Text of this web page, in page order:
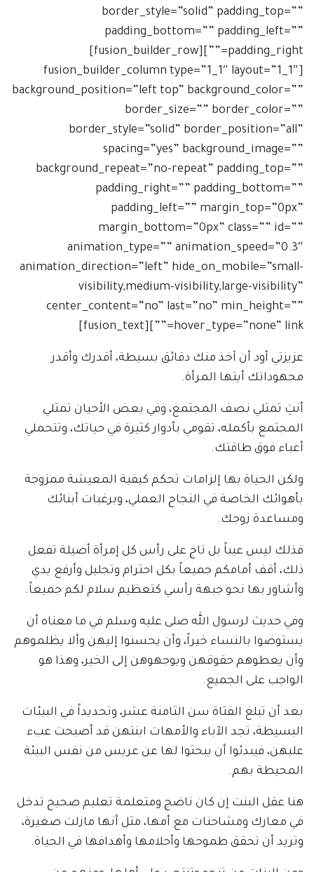
border_style=”solid” padding_top=””
padding_bottom=”” padding_left=””
[fusion_builder_column type=”1_1″ layout=”1_1″
background_position=”left top” background_color=””
border_size=”” border_color=””
border_style=”solid” border_position=”all”
spacing=”yes” background_image=””
background_repeat=”no-repeat” padding_top=””
padding_right=”” padding_bottom=””
padding_left=”” margin_top=”0px”
margin_bottom=”0px” class=”” id=””
animation_type=”” animation_speed=”0.3″
animation_direction=”left” hide_on_mobile=”small-
visibility,medium-visibility,large-visibility”
center_content=”no” last=”no” min_height=””
hover_type=”none” link=””][fusion_text]
عزيزتي أود أن آخذ منك دقائق بسيطة، أقدرك وأقدر
مجهوداتك أيتها المرأة.
أنتِ تمثلي نصف المجتمع، وفي بعض الأحيان تمثلي
المجتمع بأكمله، تقومي بأدوار كثيرة في حياتك، وتتحملي
أعباء فوق طاقتك.
ولكن الحياة بها إلزامات تحكم كيفية المعيشة ممزوجة
بأهوائك الخاصة في النجاح العملي، وبرغبات أبنائك
ومساعدة زوجك.
فذلك ليس عيباً بل تاج على رأس كل إمرأة أصيلة تفعل
ذلك، أقف أمامكم جميعاً بكل احترام وتجليل وأرفع يدي
وأشاور بها نحو جبهة رأسي كتعظيم سلام لكم جميعاً.
وفي حديث لرسول الله صلى عليه وسلم في ما معناه أن
يستوصوا بالنساء خيراً، وأن يحسنوا إليهن وألا يظلموهم
وأن يعطوهم حقوقهن ويوجهوهن إلى الخير، وهذا هو
الواجب على الجميع.
بعد أن تبلغ الفتاة سن الثامنة عشر، وتحديداً في البيئات
البسيطة، تجد الآباء والأمهات ابنتهن قد أصبحت عبء
عليهن، فيبدئوا أن يبحثوا لها عن عريس من نفس البيئة
المحيطة بهم.
هنا عقل البنت إن كان ناضج ومتعلمة تعليم صحيح تدخل
في معارك ومشاحنات مع أمها، مثل أنها مازلت صغيرة،
وتريد أن تحقق طموحها وأحلامها وأهدافها في الحياة.